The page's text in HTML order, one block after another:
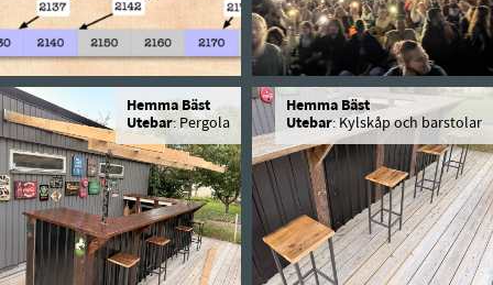
Hemma Bäst
Utebar: Pergola
Hemma Bäst
Utebar: Kylskåp och barstolar